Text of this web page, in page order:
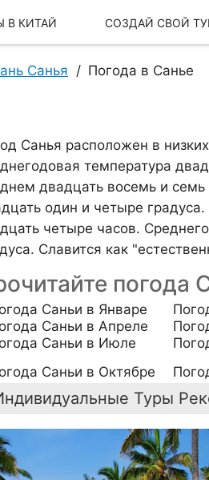
В КИТАЙ СОЗДАЙ СВОЙ
Наша История
Санья Погода в Санье
Санья расположен в
температура
двадцать восемь и
один и четыре
четыре часов.
Славится как
погода
Саньи в Январе
Саньи в Апреле
Саньи в Июле
Саньи в Октябре
Туры